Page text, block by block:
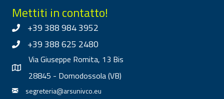
Mettiti in contatto!
+39 388 984 3952
+39 388 625 2480
Via Giuseppe Romita, 13 Bis
28845 - Domodossola (VB)
segreteria@arsunivco.eu